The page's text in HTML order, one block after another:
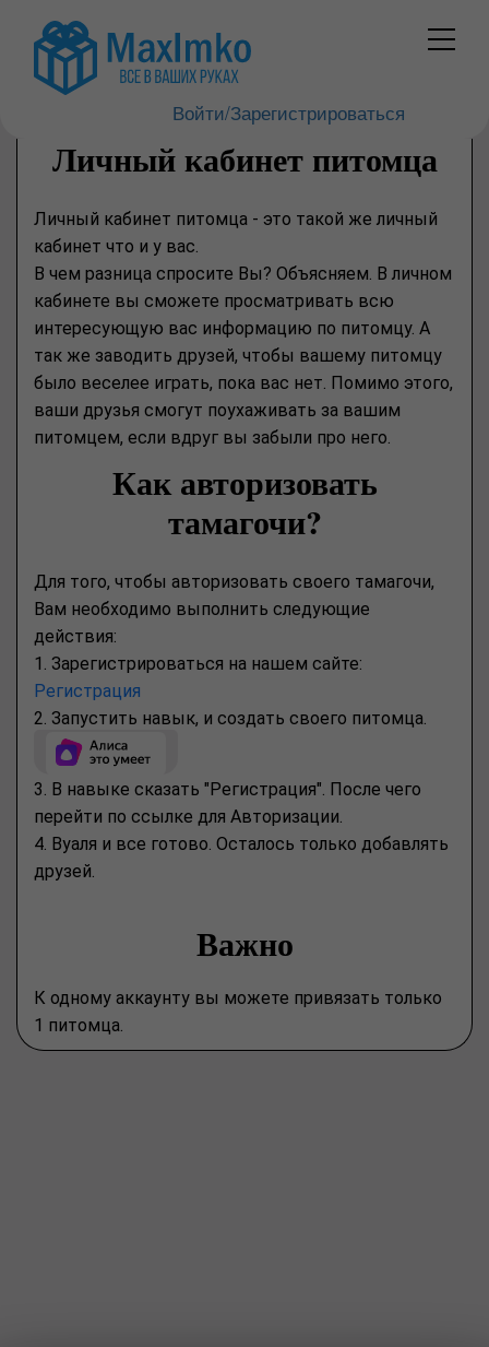
Войти/Зарегистрироваться
Личный кабинет питомца
Личный кабинет питомца - это такой же личный
кабинет что и у вас.
В чем разница спросите Вы? Объясняем. В личном
кабинете вы сможете просматривать всю
интересующую вас информацию по питомцу. А
так же заводить друзей, чтобы вашему питомцу
было веселее играть, пока вас нет. Помимо этого,
ваши друзья смогут поухаживать за вашим
питомцем, если вдруг вы забыли про него.
Как авторизовать
тамагочи?
Для того, чтобы авторизовать своего тамагочи,
Вам необходимо выполнить следующие
действия:
1. Зарегистрироваться на нашем сайте:
Регистрация
2. Запустить навык, и создать своего питомца.
3. В навыке сказать "Регистрация". После чего
перейти по ссылке для Авторизации.
4. Вуаля и все готово. Осталось только добавлять
друзей.
Важно
К одному аккаунту вы можете привязать только
1 питомца.